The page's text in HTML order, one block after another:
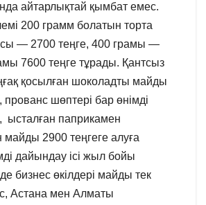
айтарлықтай қымбат емес.
200 грамм болатын торта
— 2700 теңге, 400 грамы —
7600 теңге тұрады. Қантсыз
қосылған шоколадты майды
прованс шөптері бар өнімді
ысталған паприкамен
2900 теңгеге алуға
дайындау ісі жыл бойы
бизнес өкілдері майды тек
Астана мен Алматы